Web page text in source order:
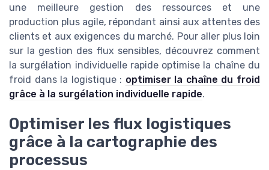
une meilleure gestion des ressources et une
production plus agile, répondant ainsi aux attentes des
clients et aux exigences du marché. Pour aller plus loin
sur la gestion des flux sensibles, découvrez comment
la surgélation individuelle rapide optimise la chaîne du
froid dans la logistique : optimiser la chaîne du froid
grâce à la surgélation individuelle rapide.
Optimiser les flux logistiques
grâce à la cartographie des
processus